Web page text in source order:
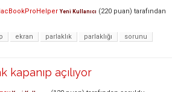
Yeni Kullanıcı (220 puan) tarafından
ekran parlaklık parlaklığı
sorunu
açılıyor